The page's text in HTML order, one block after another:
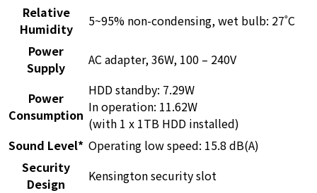
Relative
Humidity
5~95% non-condensing, wet bulb: 27˚C
Power
Supply
AC adapter, 36W, 100 – 240V
Power
Consumption
HDD standby: 7.29W
In operation: 11.62W
(with 1 x 1TB HDD installed)
Sound Level* Operating low speed: 15.8 dB(A)
Security
Design
Kensington security slot